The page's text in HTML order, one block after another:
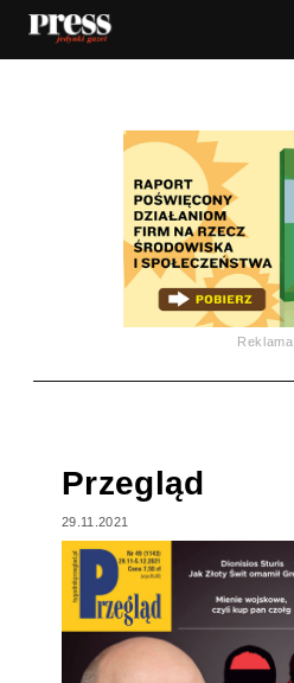
Reklama
Przegląd
29.11.2021